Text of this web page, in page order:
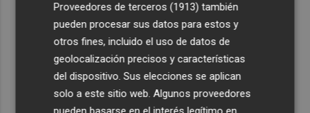
Recibe toda la actualidad de
Plaza Podcast en tu correo
Quiero suscribirme
Proveedores de terceros (1913) también
pueden procesar sus datos para estos y
otros fines, incluido el uso de datos de
geolocalización precisos y características
del dispositivo. Sus elecciones se aplican
solo a este sitio web. Algunos proveedores